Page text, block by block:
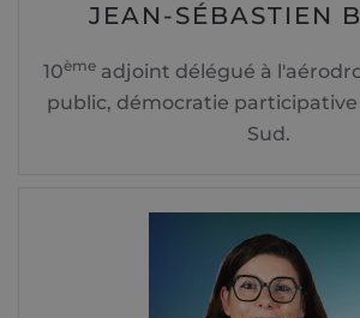
JEAN-SÉBASTIEN
10ème adjoint délégué à
public, démocratie
Sud.